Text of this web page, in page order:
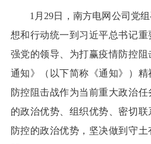
1月29日，南方电网公司党
想和行动统一到习近平总书记
强党的领导、为打赢疫情防控
通知》（以下简称《通知》）
防控阻击战作为当前重大政治
的政治优势、组织优势、密切
防控的政治优势，坚决做到守